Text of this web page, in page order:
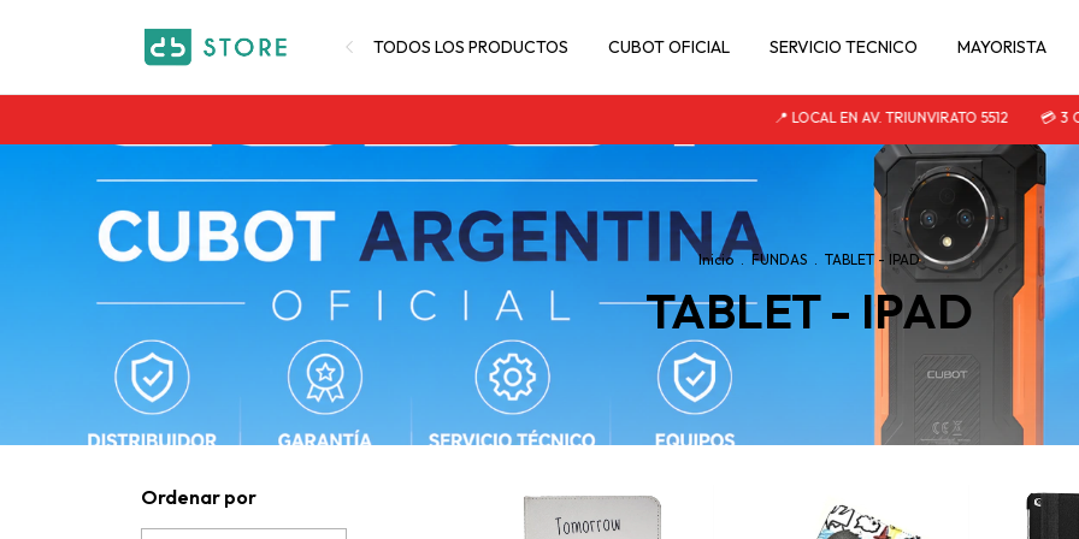
TODOS LOS PRODUCTOS CUBOT OFICIAL SERVICIO TECNICO MAYORISTA
📍 LOCAL EN AV. TRIUNVIRATO 5512 💳 3 CUOTAS
Inicio FUNDAS TABLET - IPAD
TABLET - IPAD
Ordenar por